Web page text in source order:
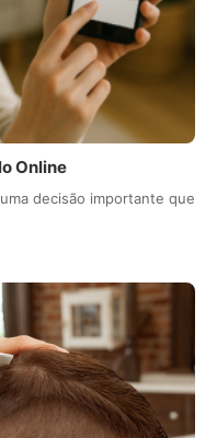
Online
decisão importante que